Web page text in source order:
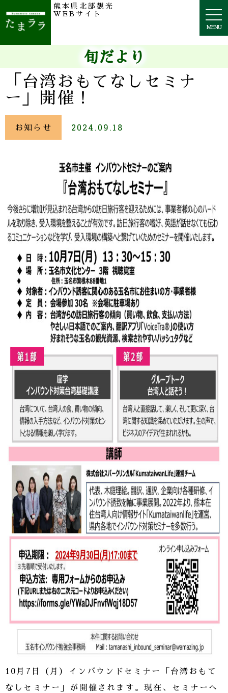
MENU
熊本県北部観光
WEBサイト
旬だより
「台湾おもてなしセミナ
ー」開催！
お知らせ 2024.09.18
10月7日（月）インバウンドセミナー「台湾おもて
なしセミナー」が開催されます。現在、セミナーへ